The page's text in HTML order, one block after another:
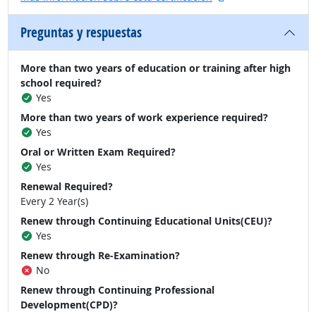
Preguntas y respuestas
More than two years of education or training after high
school required?
Yes
More than two years of work experience required?
Yes
Oral or Written Exam Required?
Yes
Renewal Required?
Every 2 Year(s)
Renew through Continuing Educational Units(CEU)?
Yes
Renew through Re-Examination?
No
Renew through Continuing Professional
Development(CPD)?